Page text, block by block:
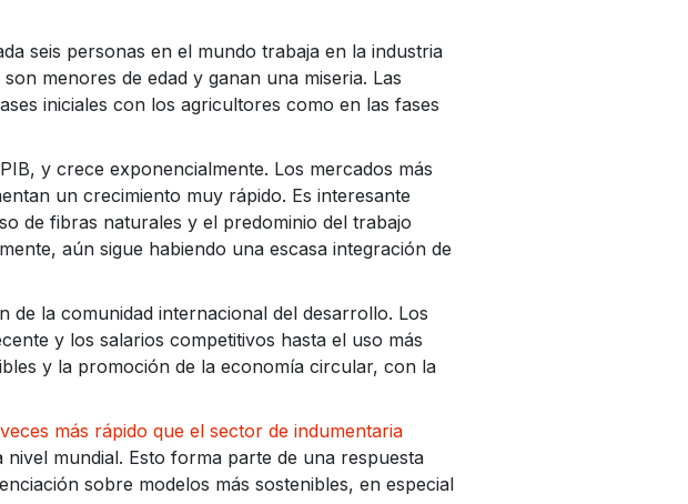
seis personas en el mundo trabaja en la industria
menores de edad y ganan una miseria. Las
iniciales con los agricultores como en las fases
y crece exponencialmente. Los mercados más
un crecimiento muy rápido. Es interesante
de fibras naturales y el predominio del trabajo
aún sigue habiendo una escasa integración de
de la comunidad internacional del desarrollo. Los
y los salarios competitivos hasta el uso más
y la promoción de la economía circular, con la
más rápido que el sector de indumentaria
mundial. Esto forma parte de una respuesta
sobre modelos más sostenibles, en especial